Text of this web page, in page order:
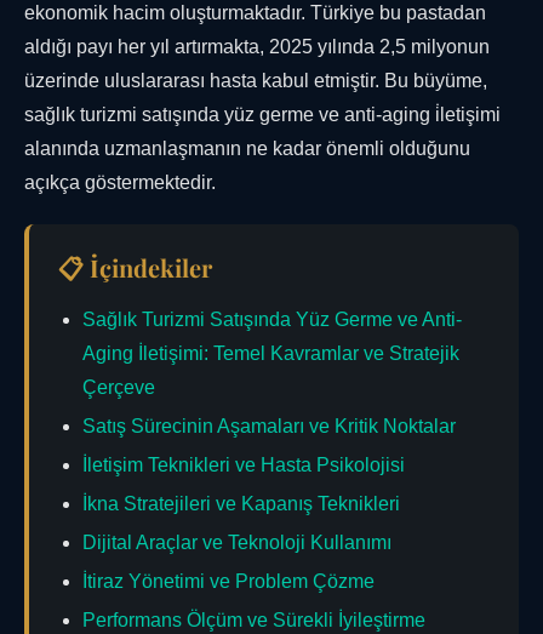
ekonomik hacim oluşturmaktadır. Türkiye bu pastadan
aldığı payı her yıl artırmakta, 2025 yılında 2,5 milyonun
üzerinde uluslararası hasta kabul etmiştir. Bu büyüme,
sağlık turizmi satışında yüz germe ve anti-aging i̇letişimi
alanında uzmanlaşmanın ne kadar önemli olduğunu
açıkça göstermektedir.
📋 İçindekiler
Sağlık Turizmi Satışında Yüz Germe ve Anti-
Aging İletişimi: Temel Kavramlar ve Stratejik
Çerçeve
Satış Sürecinin Aşamaları ve Kritik Noktalar
İletişim Teknikleri ve Hasta Psikolojisi
İkna Stratejileri ve Kapanış Teknikleri
Dijital Araçlar ve Teknoloji Kullanımı
İtiraz Yönetimi ve Problem Çözme
Performans Ölçüm ve Sürekli İyileştirme